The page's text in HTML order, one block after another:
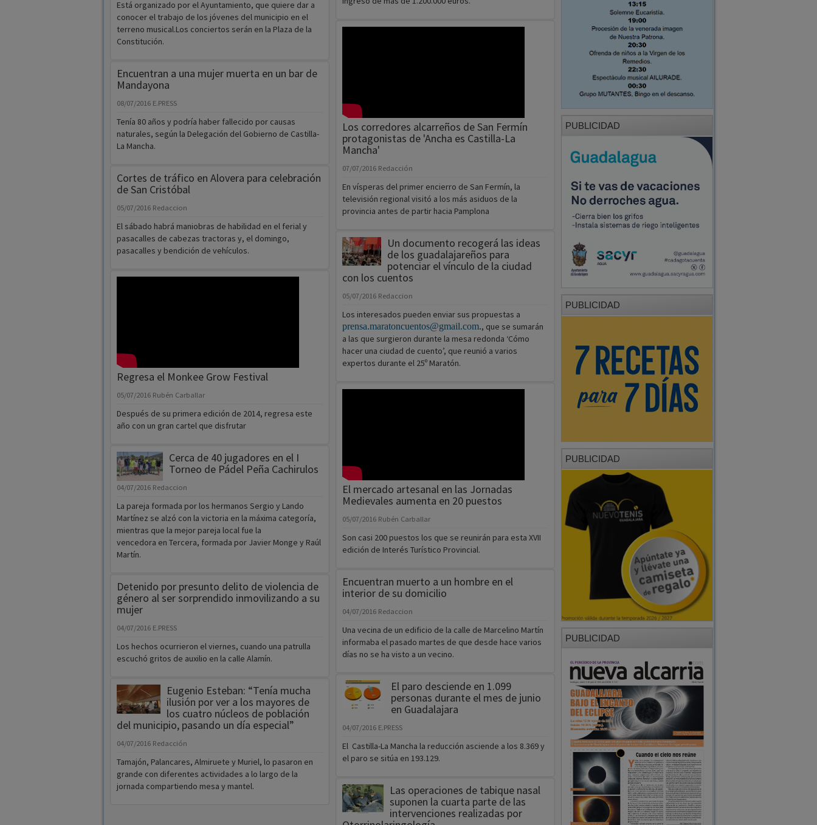
Encuentran a una mujer muerta en un bar de
Mandayona
Tenía 80 años y podría haber fallecido por causas
naturales, según la Delegación del Gobierno de Castilla-
La Mancha.
Cortes de tráfico en Alovera para celebración
de San Cristóbal
El sábado habrá maniobras de habilidad en el ferial y
pasacalles de cabezas tractoras y, el domingo,
pasacalles y bendición de vehículos.
Después de su primera edición de 2014, regresa este
año con un gran cartel que disfrutar
Cerca de 40 jugadores en el I
Torneo de Pádel Peña Cachirulos
La pareja formada por los hermanos Sergio y Lando
Martínez se alzó con la victoria en la máxima categoría,
mientras que la mejor pareja local fue la
Martín.
Detenido por presunto delito de violencia de
género al ser sorprendido inmovilizando a su
04/07/2016 E.PRESS
Los hechos ocurrieron el viernes, cuando una patrulla
escuchó gritos de auxilio en la calle Alamín.
Eugenio Esteban: “Tenía mucha
ilusión por ver a los mayores de
del municipio, pasando un día especial”
04/07/2016Redacción
Tamajón, Palancares, Almiruete y Muriel, lo pasaron en
grande con diferentes actividades a lo largo de la
jornada compartiendo mesa y mantel.
Mancha'
07/07/2016Redacción
En vísperas del primer encierro de San Fermín, la
televisión regional visitó a los más asiduos de la
provincia antes de partir hacia Pamplona
Un documento recogerá las ideas
de los guadalajareños para
con los cuentos
05/07/2016Redaccion
Los interesados pueden enviar sus propuestas a
prensa.maratoncuentos@gmail.com
a las que surgieron durante la mesa redonda ‘Cómo
expertos durante el 25º Maratón.
05/07/2016
Son casi 200 puestos los que se reunirán para esta XVII
edición de Interés Turístico Provincial.
Encuentran muerto a un hombre en el
interior de su domicilio
Una vecina de un edificio de la calle de Marcelino Martín
informaba el pasado martes de que desde hace varios
días no se ha visto a un vecino.
El paro desciende en 1.099
personas durante el mes de junio
04/07/2016E.PRESS
El Castilla-La Mancha la reducción asciende a los 8.369 y
el paro se sitúa en 193.129.
Las operaciones de tabique nasal
suponen la cuarta parte de las
Otorrinolaringología
04/07/2016Redaccion
El 24,7 por ciento de las operaciones realizadas por
PUBLICIDAD
PUBLICIDAD
PUBLICIDAD
PUBLICIDAD